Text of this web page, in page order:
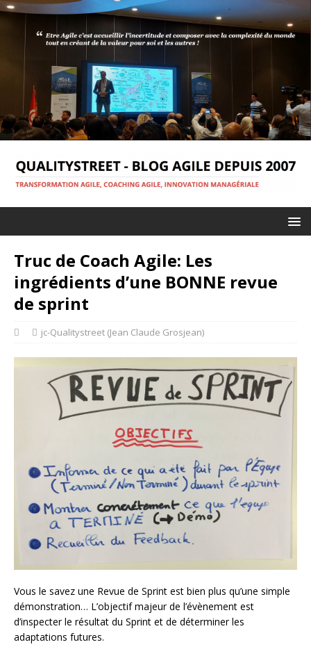
Truc de Coach Agile: Les
ingrédients d’une BONNE revue
de sprint
jc-Qualitystreet (Jean Claude Grosjean)
Vous le savez une Revue de Sprint est bien plus qu’une simple
démonstration… L’objectif majeur de l’évènement est
d’inspecter le résultat du Sprint et de déterminer les
adaptations futures.